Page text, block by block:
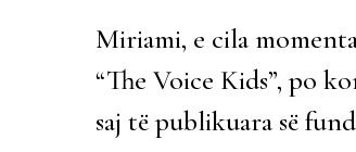
Miriami, e cila
“The Voice Kids”, po
saj të publikuara së